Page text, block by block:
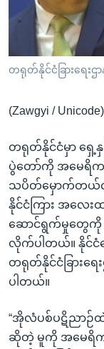
စာမျက်နှာ
ကြည့်
ရှာဖွေ
နေရာ
သို့
ကျော်
ရန်
ဗွီအိုအေ လူမှုကွန်ယက်မ
တရုတ်နိုင်ငံခြားရေးဌာ
(Zawgyi / Unicode)
တရုတ်နိုင်ငံမှာ ရှေ့
ပွဲတော်ကို အမေရိက
သပိတ်မှောက်တယ်
နိုင်ငံကြား အလေးထ
ဆောင်ရွက်မှုတွေ
လိုက်ပါတယ်။ နိုင်ငံ
တရုတ်နိုင်ငံခြားရေး
ပါတယ်။
“အိုလံပစ်ပဋိညာဉ်ထဲမှ
ဆိုတဲ့ မူကို အမေရိက